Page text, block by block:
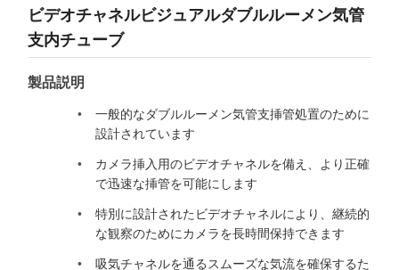
ビデオチャネルビジュアルダブルルーメン気管
支内チューブ
製品説明
一般的なダブルルーメン気管支挿管処置のために
設計されています
カメラ挿入用のビデオチャネルを備え、より正確
で迅速な挿管を可能にします
特別に設計されたビデオチャネルにより、継続的
な観察のためにカメラを長時間保持できます
吸気チャネルを通るスムーズな気流を確保するた